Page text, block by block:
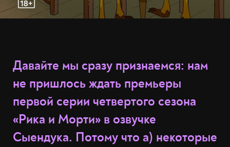
Давайте мы сразу признаемся: нам
не пришлось ждать премьеры
первой серии четвертого сезона
«Рика и Морти» в озвучке
Сыендука. Потому что а) некоторые